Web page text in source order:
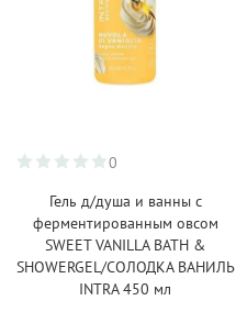
0
Гель д/душа и ванны с
ферментированным овсом
SWEET VANILLA BATH &
SHOWERGEL/СОЛОДКА ВАНИЛЬ
INTRA 450 мл